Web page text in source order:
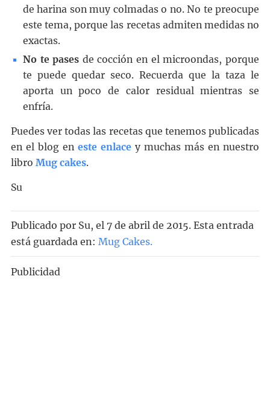
de harina son muy colmadas o no. No te preocupe
este tema, porque las recetas admiten medidas no
exactas.
No te pases de cocción en el microondas, porque
te puede quedar seco. Recuerda que la taza le
aporta un poco de calor residual mientras se
enfría.
Puedes ver todas las recetas que tenemos publicadas
en el blog en este enlace y muchas más en nuestro
libro Mug cakes.
Su
Publicado por Su, el 7 de abril de 2015. Esta entrada
está guardada en: Mug Cakes.
Publicidad